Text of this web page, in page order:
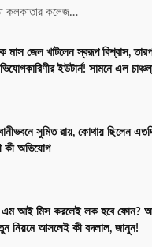
কলকাতার কলেজ…
মাস জেল খাটলেন স্বরূপ বিশ্বাস,
ইউটার্ন! সামনে এল
সুমিত রায়, কোথায় ছিলেন
কী অভিযোগ
আই মিস করলেই লক হবে ফোন?
নিয়মে আসলেই কী বদলাল, জানুন!